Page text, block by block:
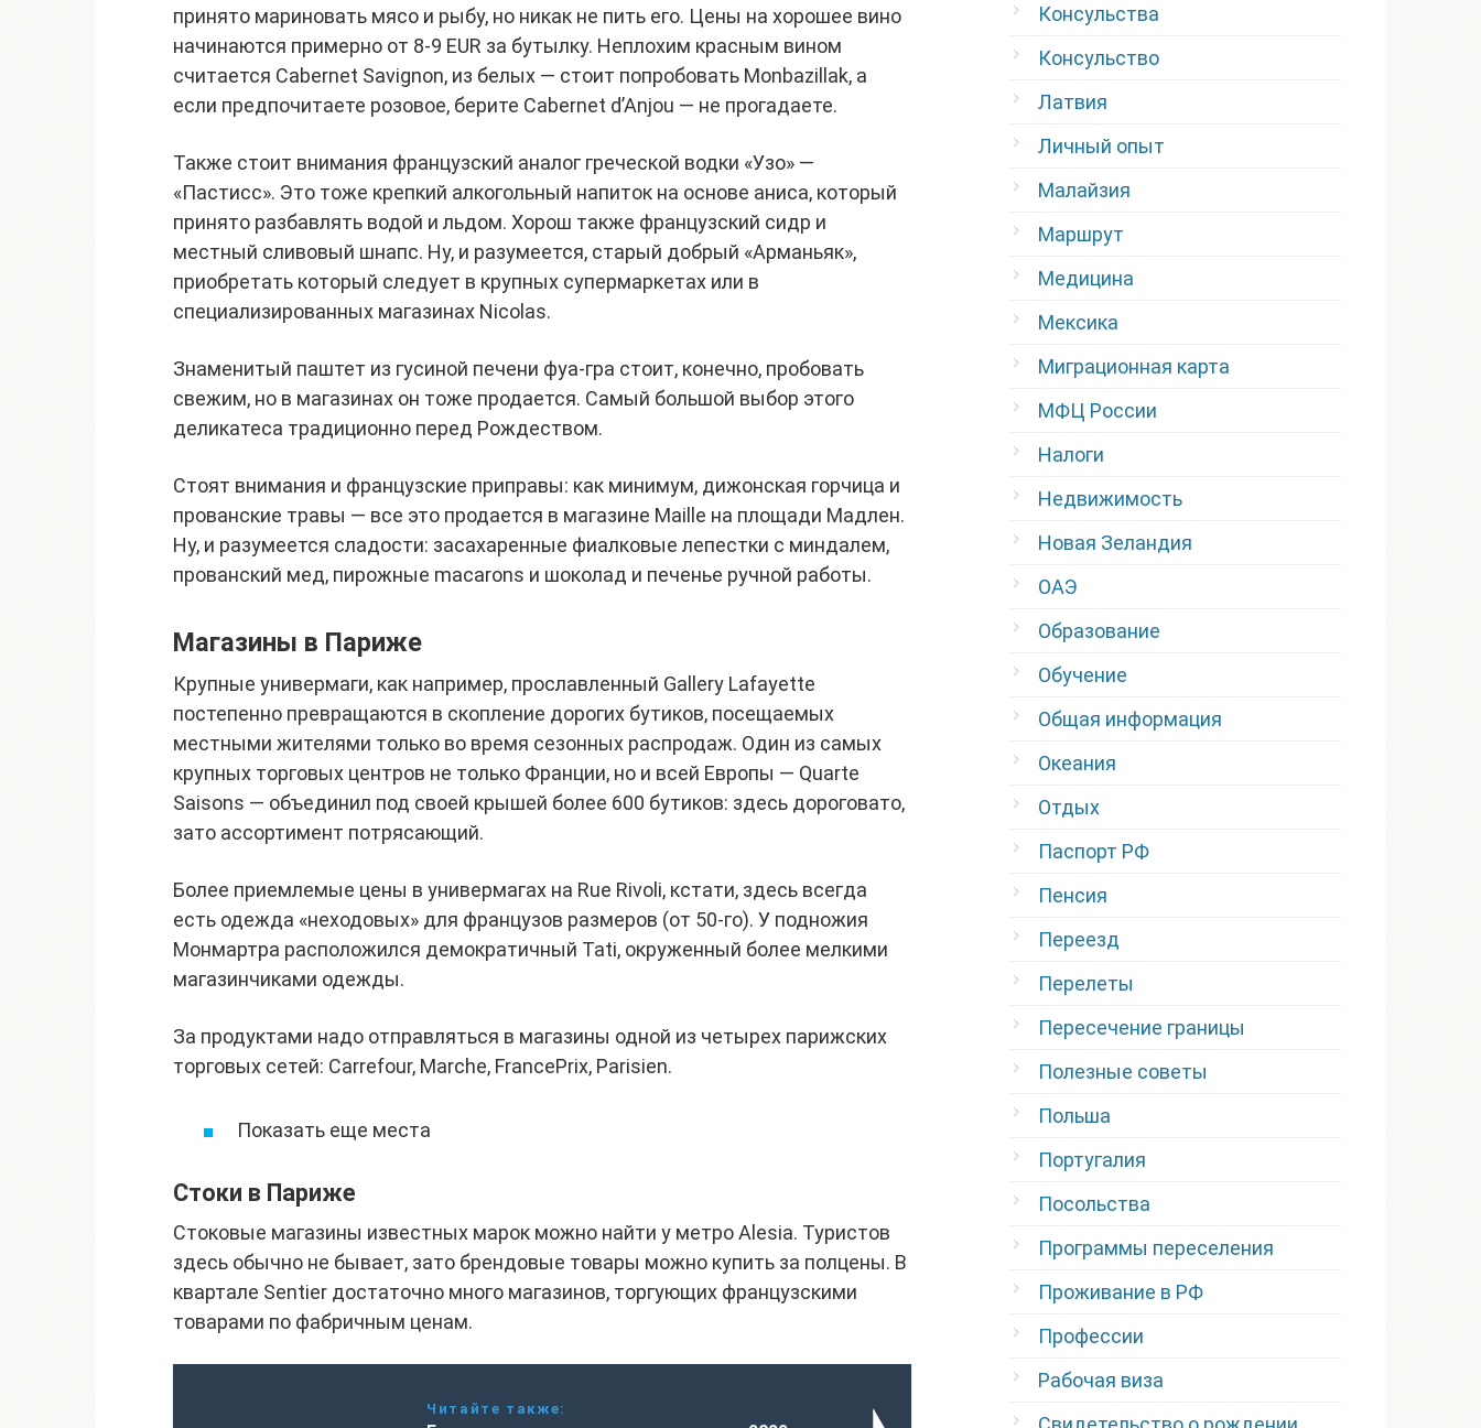
принято мариновать мясо и рыбу, но никак не пить его. Цены на хорошее вино
начинаются примерно от 8-9 EUR за бутылку. Неплохим красным вином
считается Cabernet Savignon, из белых — стоит попробовать Monbazillak, а
если предпочитаете розовое, берите Cabernet d’Anjou — не прогадаете.
Также стоит внимания французский аналог греческой водки «Узо» —
«Пастисс». Это тоже крепкий алкогольный напиток на основе аниса, который
принято разбавлять водой и льдом. Хорош также французский сидр и
местный сливовый шнапс. Ну, и разумеется, старый добрый «Арманьяк»,
приобретать который следует в крупных супермаркетах или в
специализированных магазинах Nicolas.
Знаменитый паштет из гусиной печени фуа-гра стоит, конечно, пробовать
свежим, но в магазинах он тоже продается. Самый большой выбор этого
деликатеса традиционно перед Рождеством.
Стоят внимания и французские приправы: как минимум, дижонская горчица и
прованские травы — все это продается в магазине Maille на площади Мадлен.
Ну, и разумеется сладости: засахаренные фиалковые лепестки с миндалем,
прованский мед, пирожные macarons и шоколад и печенье ручной работы.
Магазины в Париже
Крупные универмаги, как например, прославленный Gallery Lafayette
постепенно превращаются в скопление дорогих бутиков, посещаемых
местными жителями только во время сезонных распродаж. Один из самых
крупных торговых центров не только Франции, но и всей Европы — Quarte
Saisons — объединил под своей крышей более 600 бутиков: здесь дороговато,
зато ассортимент потрясающий.
Более приемлемые цены в универмагах на Rue Rivoli, кстати, здесь всегда
есть одежда «неходовых» для французов размеров (от 50-го). У подножия
Монмартра расположился демократичный Tati, окруженный более мелкими
магазинчиками одежды.
За продуктами надо отправляться в магазины одной из четырех парижских
торговых сетей: Carrefour, Marche, FrancePrix, Parisien.
Показать еще места
Стоки в Париже
Стоковые магазины известных марок можно найти у метро Alesia. Туристов
здесь обычно не бывает, зато брендовые товары можно купить за полцены. В
квартале Sentier достаточно много магазинов, торгующих французскими
товарами по фабричным ценам.
Читайте также:
Консульства
Консульство
Латвия
Личный опыт
Малайзия
Маршрут
Медицина
Мексика
Миграционная карта
МФЦ России
Налоги
Недвижимость
Новая Зеландия
ОАЭ
Образование
Обучение
Общая информация
Океания
Отдых
Паспорт РФ
Пенсия
Переезд
Перелеты
Пересечение границы
Полезные советы
Польша
Португалия
Посольства
Программы переселения
Проживание в РФ
Профессии
Рабочая виза